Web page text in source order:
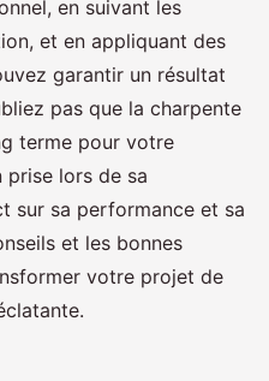
en suivant les
et en appliquant des
garantir un résultat
pas que la charpente
terme pour votre
prise lors de sa
sur sa performance et sa
et les bonnes
votre projet de